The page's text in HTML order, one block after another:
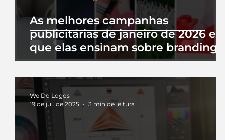
As melhores campanhas
publicitárias de janeiro de 2026 e
que elas ensinam sobre branding
We Do Logos
19 de jul. de 2025
3 min de leitura